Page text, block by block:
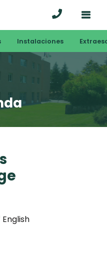
Instalaciones